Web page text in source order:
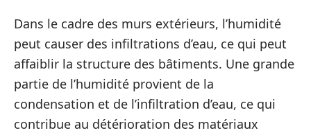
Dans le cadre des murs extérieurs, l’humidité
peut causer des infiltrations d’eau, ce qui peut
affaiblir la structure des bâtiments. Une grande
partie de l’humidité provient de la
condensation et de l’infiltration d’eau, ce qui
contribue au détérioration des matériaux